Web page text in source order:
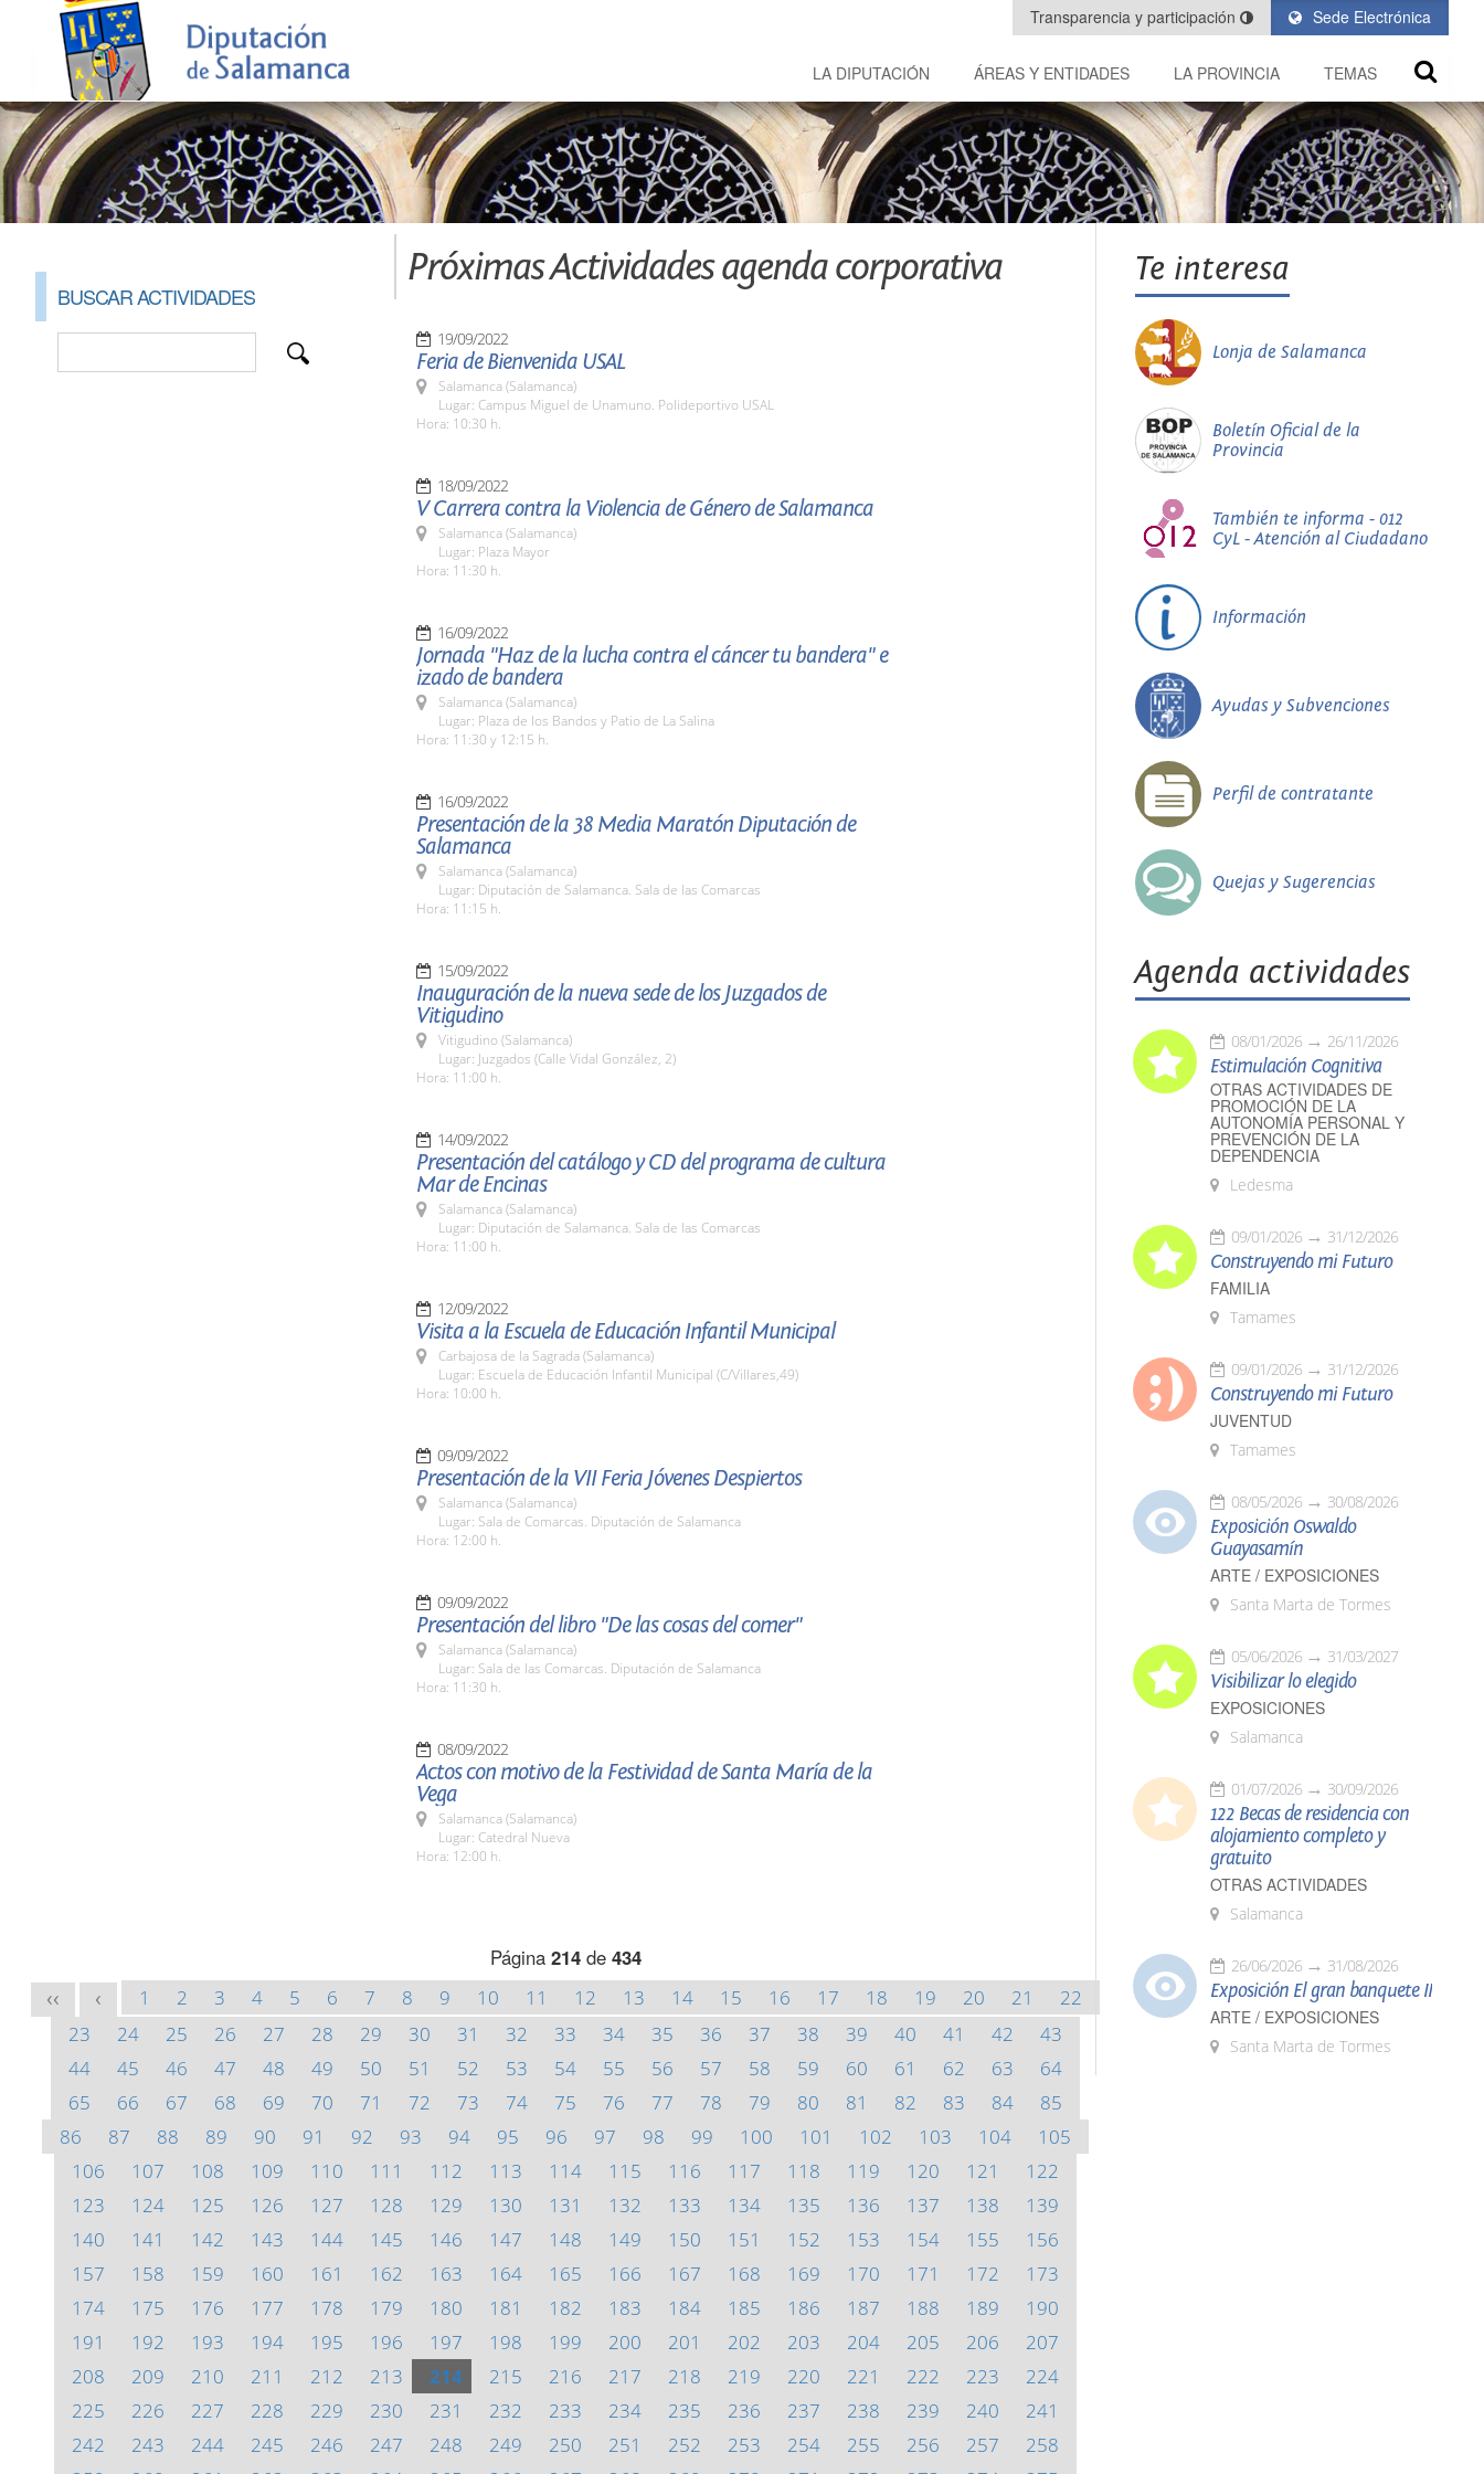
Sede Electrónica
Transparencia y participación
LA DIPUTACIÓN ÁREAS Y ENTIDADES LA PROVINCIA TEMAS
BUSCAR ACTIVIDADES
Próximas Actividades agenda corporativa
19/09/2022
Feria de Bienvenida USAL
Salamanca (Salamanca)
Lugar: Campus Miguel de Unamuno. Polideportivo USAL
Hora: 10:30 h.
18/09/2022
V Carrera contra la Violencia de Género de Salamanca
Salamanca (Salamanca)
Lugar: Plaza Mayor
Hora: 11:30 h.
16/09/2022
Jornada "Haz de la lucha contra el cáncer tu bandera" e
izado de bandera
Salamanca (Salamanca)
Lugar: Plaza de los Bandos y Patio de La Salina
Hora: 11:30 y 12:15 h.
16/09/2022
Presentación de la 38 Media Maratón Diputación de
Salamanca
Salamanca (Salamanca)
Lugar: Diputación de Salamanca. Sala de las Comarcas
Hora: 11:15 h.
15/09/2022
Inauguración de la nueva sede de los Juzgados de
Vitigudino
Vitigudino (Salamanca)
Lugar: Juzgados (Calle Vidal González, 2)
Hora: 11:00 h.
14/09/2022
Presentación del catálogo y CD del programa de cultura
Mar de Encinas
Salamanca (Salamanca)
Lugar: Diputación de Salamanca. Sala de las Comarcas
Hora: 11:00 h.
12/09/2022
Visita a la Escuela de Educación Infantil Municipal
Carbajosa de la Sagrada (Salamanca)
Lugar: Escuela de Educación Infantil Municipal (C/Villares,49)
Hora: 10:00 h.
09/09/2022
Presentación de la VII Feria Jóvenes Despiertos
Salamanca (Salamanca)
Lugar: Sala de Comarcas. Diputación de Salamanca
Hora: 12:00 h.
09/09/2022
Presentación del libro "De las cosas del comer"
Salamanca (Salamanca)
Lugar: Sala de las Comarcas. Diputación de Salamanca
Hora: 11:30 h.
08/09/2022
Actos con motivo de la Festividad de Santa María de la
Vega
Salamanca (Salamanca)
Lugar: Catedral Nueva
Hora: 12:00 h.
Página 214de 434
<< < 1 2 3 4 5 6 7 8 9 10 11 12 13 14 15 16 17 18 19 20 21
22
23
24 25 26 27 28 29 30 31 32 33 34 35 36 37 38 39 40 41 42
43
44
45 46 47 48 49 50 51 52 53 54 55 56 57 58 59 60 61 62 63
64
65
66 67 68 69 70 71 72 73 74 75 76 77 78 79 80 81 82 83 84
85
86
87 88 89 90 91 92 93 94 95 96 97 98 99 100 101 102 103 104
105
106
107 108 109 110 111 112 113 114 115 116 117 118 119 120 121
122
123
124 125 126 127 128 129 130 131 132 133 134 135 136 137 138
139
140
141 142 143 144 145 146 147 148 149 150 151 152 153 154 155
156
157
158 159 160 161 162 163 164 165 166 167 168 169 170 171 172
173
174
175 176 177 178 179 180 181 182 183 184 185 186 187 188 189
190
191
192 193 194 195 196 197 198 199 200 201 202 203 204 205 206
207
208
209 210 211 212 213 214 215 216 217 218 219 220 221 222 223
224
225
226 227 228 229 230 231 232 233 234 235 236 237 238 239 240
241
242
243 244 245 246 247 248 249 250 251 252 253 254 255 256 257
258
Te interesa
Lonja de Salamanca
Boletín Oficial de la
Provincia
También te informa - 012
CyL - Atención al Ciudadano
Información
Ayudas y Subvenciones
Perfil de contratante
Quejas y Sugerencias
Agenda actividades
08/01/2026 26/11/2026
Estimulación Cognitiva
OTRAS ACTIVIDADES DE
PROMOCIÓN DE LA
AUTONOMÍA PERSONAL Y
PREVENCIÓN DE LA
DEPENDENCIA
Ledesma
09/01/2026 31/12/2026
Construyendo mi Futuro
FAMILIA
Tamames
09/01/2026 31/12/2026
Construyendo mi Futuro
JUVENTUD
Tamames
08/05/2026 30/08/2026
Exposición Oswaldo
Guayasamín
ARTE / EXPOSICIONES
Santa Marta de Tormes
05/06/2026 31/03/2027
Visibilizar lo elegido
EXPOSICIONES
Salamanca
01/07/2026 30/09/2026
122 Becas de residencia con
alojamiento completo y
gratuito
OTRAS ACTIVIDADES
Salamanca
26/06/2026 31/08/2026
Exposición El gran banquete II
ARTE / EXPOSICIONES
Santa Marta de Tormes